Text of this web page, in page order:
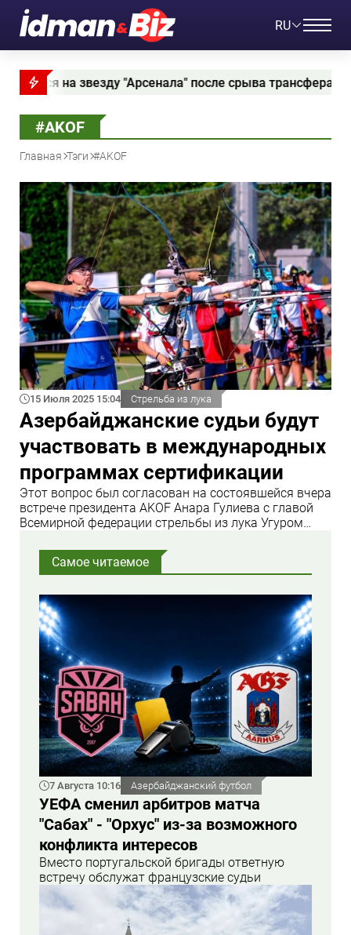
RU
на звезду "Арсенала" после срыва трансфера Родри
#AKOF
Главная Тэги #AKOF
15 Июля 2025 15:04 Стрельба из лука
Азербайджанские судьи будут
участвовать в международных
программах сертификации
Этот вопрос был согласован на состоявшейся вчера
встрече президента AKOF Анара Гулиева с главой
Всемирной федерации стрельбы из лука Угуром
Самое читаемое
7 Августа 10:16 Азербайджанский футбол
УЕФА сменил арбитров матча
"Сабах" - "Орхус" из-за возможного
конфликта интересов
Вместо португальской бригады ответную
встречу обслужат французские судьи